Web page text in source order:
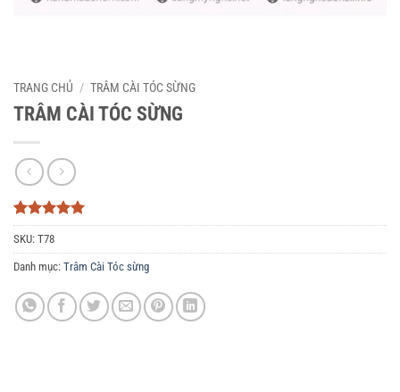
TRANG CHỦ / TRÂM CÀI TÓC SỪNG
TRÂM CÀI TÓC SỪNG
5trên 5
dựa trên
3
đánh giá
SKU: T78
Danh mục: Trâm Cài Tóc sừng